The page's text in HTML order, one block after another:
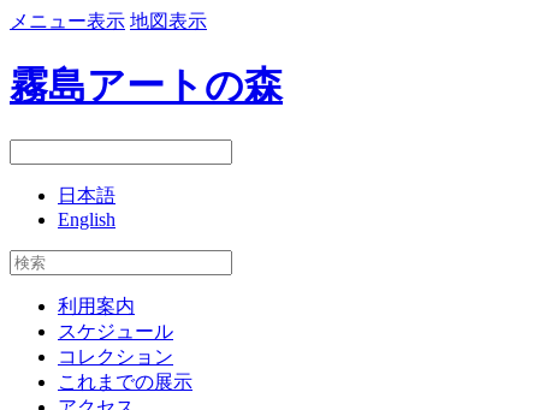
メニュー表示 地図表示
霧島アートの森
日本語
English
利用案内
スケジュール
コレクション
これまでの展示